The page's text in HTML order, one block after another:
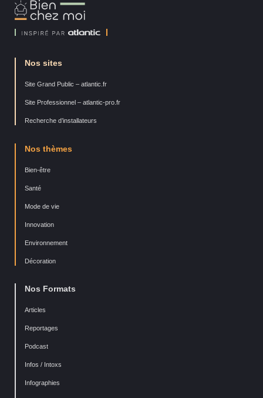
Bien
Chez
Nos sites
Site Grand Public – atlantic.fr
Site Professionnel – atlantic-pro.fr
Recherche d’installateurs
Nos thèmes
Bien-être
Santé
Mode de vie
Innovation
Environnement
Décoration
Nos Formats
Articles
Reportages
Podcast
Infos / Intoxs
Infographies